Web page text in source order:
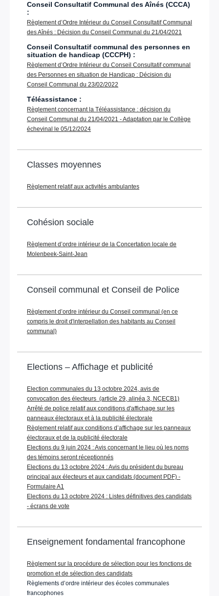
Conseil Consultatif Communal des Aînés (CCCA)
:
Règlement d’Ordre Intérieur du Conseil Consultatif Communal
des Aînés : Décision du Conseil Communal du 21/04/2021
Conseil Consultatif communal des personnes en
situation de handicap (CCCPH) :
Règlement d’Ordre Intérieur du Conseil Consultatif communal
des Personnes en situation de Handicap : Décision du
Conseil Communal du 23/02/2022
Téléassistance :
Règlement concernant la Téléassistance : décision du
Conseil Communal du 21/04/2021 - Adaptation par le Collège
échevinal le 05/12/2024
Classes moyennes
Règlement relatif aux activités ambulantes
Cohésion sociale
Règlement d’ordre intérieur de la Concertation locale de
Molenbeek-Saint-Jean
Conseil communal et Conseil de Police
Règlement d’ordre intérieur du Conseil communal (en ce
compris le droit d'interpellation des habitants au Conseil
communal)
Elections – Affichage et publicité
Election communales du 13 octobre 2024, avis de
convocation des électeurs (article 29, alinéa 3, NCECB1)
Arrêté de police relatif aux conditions d'affichage sur les
panneaux électoraux et à la publicité électorale
Règlement relatif aux conditions d’affichage sur les panneaux
électoraux et de la publicité électorale
Elections du 9 juin 2024 : Avis concernant le lieu où les noms
des témoins seront réceptionnés
Elections du 13 octobre 2024 : Avis du président du bureau
principal aux électeurs et aux candidats (document PDF) -
Formulaire A1
Elections du 13 octobre 2024 : Listes définitives des candidats
- écrans de vote
Enseignement fondamental francophone
Règlement sur la procédure de sélection pour les fonctions de
promotion et de sélection des candidats
Règlements d’ordre intérieur des écoles communales
francophones